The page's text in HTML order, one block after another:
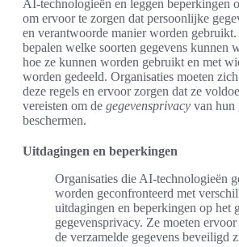
AI-technologieën en leggen beperkingen
om ervoor te zorgen dat persoonlijke
en verantwoorde manier worden gebruikt.
bepalen welke soorten gegevens kunnen
hoe ze kunnen worden gebruikt en met
worden gedeeld. Organisaties moeten
deze regels en ervoor zorgen dat ze
vereisten om de gegevensprivacy van hun
beschermen.
Uitdagingen en beperkingen
Organisaties die AI-technologieën
worden geconfronteerd met
uitdagingen en beperkingen op het
gegevensprivacy. Ze moeten
de verzamelde gegevens beveiligd